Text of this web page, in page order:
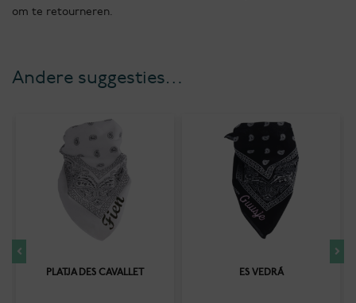
om te retourneren.
Andere suggesties…
PLATJA DES CAVALLET ES VEDRÁ